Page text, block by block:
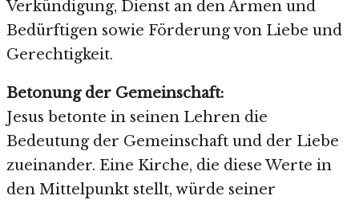
Verkündigung, Dienst an den Armen und
Bedürftigen sowie Förderung von Liebe und
Gerechtigkeit.
Betonung der Gemeinschaft:
Jesus betonte in seinen Lehren die
Bedeutung der Gemeinschaft und der Liebe
zueinander. Eine Kirche, die diese Werte in
den Mittelpunkt stellt, würde seiner